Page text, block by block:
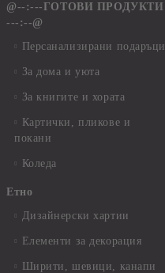
@--:---ГОТОВИ ПРОДУКТИ
---:--@
Персанализирани подаръци
За дома и уюта
За книгите и хората
Картички, пликове и
покани
Коледа
Етно
Дизайнерски хартии
Елементи за декорация
Ширити, шевици, канапи